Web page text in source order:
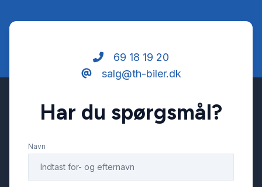
Parkeringssensor bagved
Splitbagsæder
69 18 19 20
salg@th-biler.dk
Har du spørgsmål?
Navn